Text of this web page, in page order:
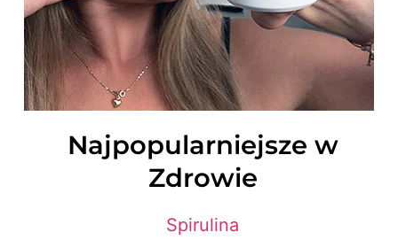
Najpopularniejsze w
Zdrowie
Spirulina